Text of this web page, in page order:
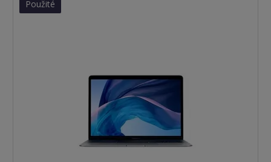
Použité